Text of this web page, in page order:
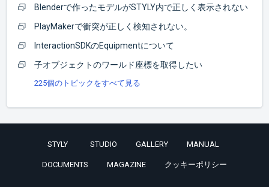
Blenderで作ったモデルがSTYLY内で正しく表示されない
PlayMakerで衝突が正しく検知されない。
InteractionSDKのEquipmentについて
子オブジェクトのワールド座標を取得したい
225個のトピックをすべて見る
STYLY STUDIO GALLERY MANUAL
DOCUMENTS MAGAZINE クッキーポリシー